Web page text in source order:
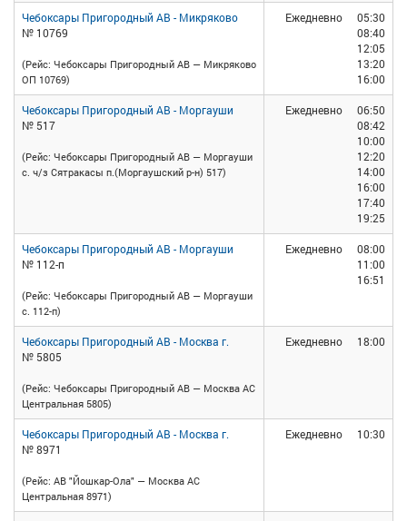
Чебоксары Пригородный АВ - Микряково
№ 10769
(Рейс: Чебоксары Пригородный АВ — Микряково
ОП 10769)
Ежедневно
05:30
08:40
12:05
13:20
16:00
Чебоксары Пригородный АВ - Моргауши
№ 517
(Рейс: Чебоксары Пригородный АВ — Моргауши
с. ч/з Сятракасы п.(Моргаушский р-н) 517)
Ежедневно
06:50
08:42
10:00
12:20
14:00
16:00
17:40
19:25
Чебоксары Пригородный АВ - Моргауши
№ 112-п
(Рейс: Чебоксары Пригородный АВ — Моргауши
с. 112-п)
Ежедневно
08:00
11:00
16:51
Чебоксары Пригородный АВ - Москва г.
№ 5805
(Рейс: Чебоксары Пригородный АВ — Москва АС
Центральная 5805)
Ежедневно 18:00
Чебоксары Пригородный АВ - Москва г.
№ 8971
(Рейс: АВ "Йошкар-Ола" — Москва АС
Центральная 8971)
Ежедневно 10:30